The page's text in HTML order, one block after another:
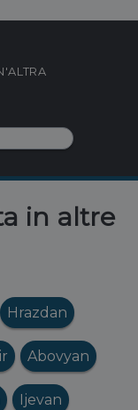
in altre
Hrazdan
Abovyan
Ijevan